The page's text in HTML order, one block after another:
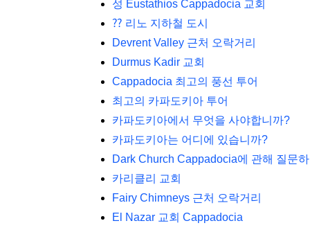
성 Eustathios Cappadocia 교회
⁇ 리노 지하철 도시
Devrent Valley 근처 오락거리
Durmus Kadir 교회
Cappadocia 최고의 풍선 투어
최고의 카파도키아 투어
카파도키아에서 무엇을 사야합니까?
카파도키아는 어디에 있습니까?
Dark Church Cappadocia에 관해 질문하
카리클리 교회
Fairy Chimneys 근처 오락거리
El Nazar 교회 Cappadocia